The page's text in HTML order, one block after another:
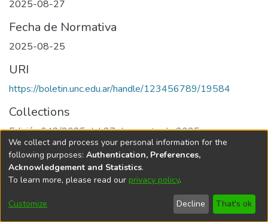
2025-08-27
Fecha de Normativa
2025-08-25
URI
https://boletin.unc.edu.ar/handle/123456789/19584
Collections
Edición 042/2025 del 27 de agosto de 2025
Universidad Nacional de Córdoba
We collect and process your personal information for the
following purposes: Authentication, Preferences,
Acknowledgement and Statistics.
To learn more, please read our privacy policy.
Customize Decline That's ok